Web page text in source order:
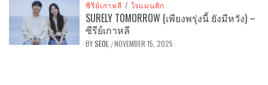
ซีรีย์เกาหลี / โรแมนติก
SURELY TOMORROW (เพียงพรุ่งนี้ ยังมีหวัง) –
ซีรีย์เกาหลี
BYSEOL /NOVEMBER 15, 2025